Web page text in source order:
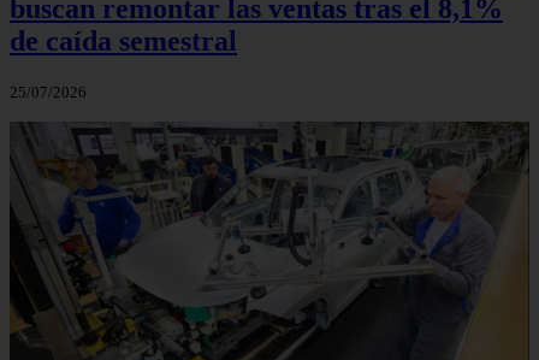
buscan remontar las ventas tras el 8,1%
de caída semestral
25/07/2026